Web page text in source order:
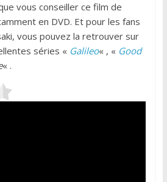
vous conseiller ce film de
en DVD. Et pour les fans
vous pouvez la retrouver sur
séries « Galileo« , « Good
« .